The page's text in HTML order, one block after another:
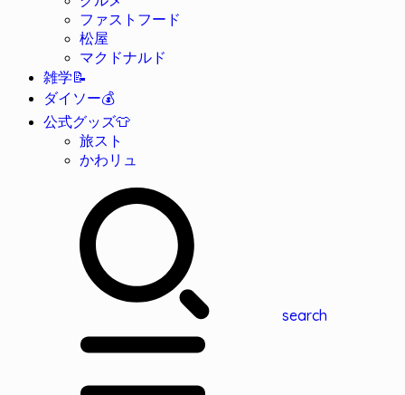
ファストフード
松屋
マクドナルド
雑学📝
ダイソー💰
公式グッズ👕
旅スト
かわリュ
search